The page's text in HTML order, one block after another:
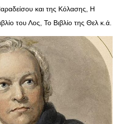
και της Κόλασης, Η
του Λος, Το Βιβλίο της Θελ κ.ά.